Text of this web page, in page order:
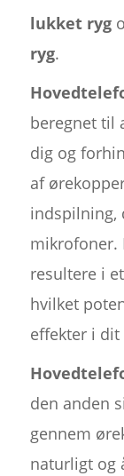
lukket ryg
ryg.
beregnet til
dig og
af
indspilning,
mikrofoner.
resultere i
hvilket
effekter i dit
den anden
gennem
naturligt og